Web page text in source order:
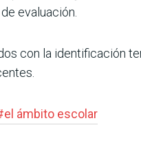
eva­luación.
con la iden­tificación
el ámbito escolar